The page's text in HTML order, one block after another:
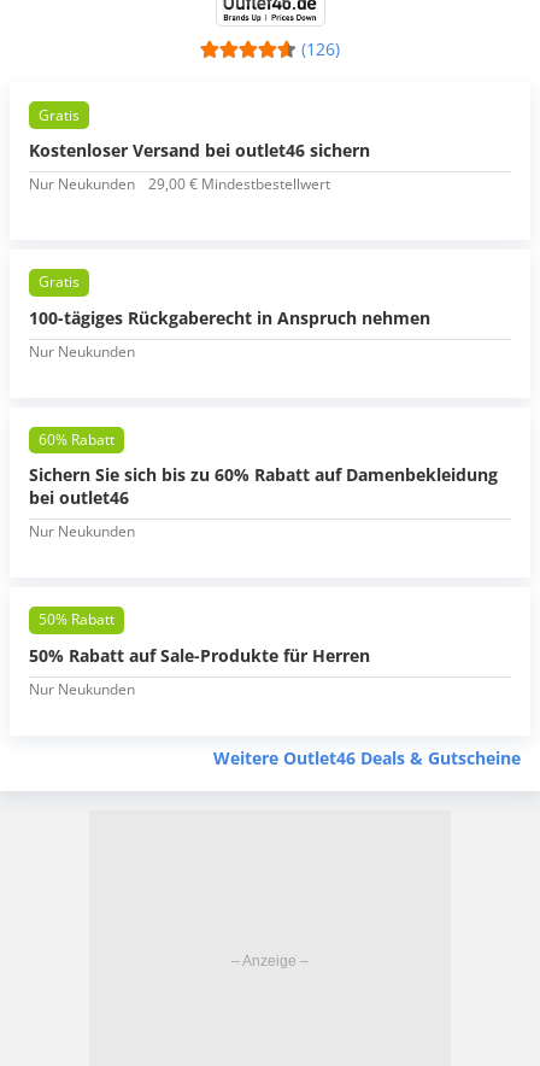
(126)
Gratis
Kostenloser Versand bei outlet46 sichern
Nur Neukunden 29,00 € Mindestbestellwert
Gratis
100-tägiges Rückgaberecht in Anspruch nehmen
Nur Neukunden
60% Rabatt
Sichern Sie sich bis zu 60% Rabatt auf Damenbekleidung
bei outlet46
Nur Neukunden
50% Rabatt
50% Rabatt auf Sale-Produkte für Herren
Nur Neukunden
Weitere Outlet46 Deals & Gutscheine